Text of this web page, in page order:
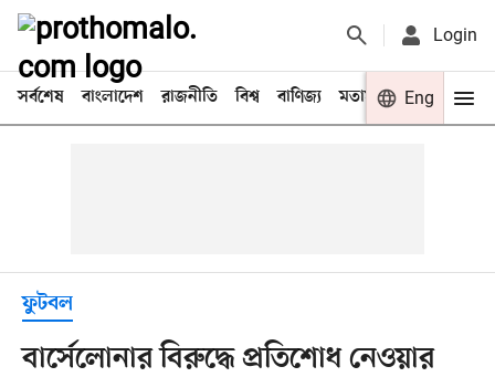
Login
সর্বশেষ বাংলাদেশ রাজনীতি বিশ্ব বাণিজ্য মতামত খেলা
Eng
ফুটবল
বার্সেলোনার বিরুদ্ধে প্রতিশোধ নেওয়ার